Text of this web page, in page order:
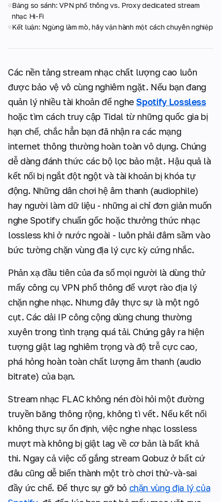
Bảng so sánh: VPN phổ thông vs. Proxy dedicated stream
nhạc Hi-Fi
Kết luận: Ngừng làm mò, hãy vận hành một cách chuyên nghiệp
Các nền tảng stream nhạc chất lượng cao luôn
được bảo vệ vô cùng nghiêm ngặt. Nếu bạn đang
quản lý nhiều tài khoản để ngheSpotify Lossless
hoặc tìm cách truy cập Tidal từ những quốc gia bị
hạn chế, chắc hẳn bạn đã nhận ra các mạng
internet thông thường hoàn toàn vô dụng. Chúng
dễ dàng đánh thức các bộ lọc bảo mật. Hậu quả là
kết nối bị ngắt đột ngột và tài khoản bị khóa tự
động. Những dân chơi hệ âm thanh (audiophile)
hay người làm dữ liệu - những ai chỉ đơn giản muốn
nghe Spotify chuẩn gốc hoặc thưởng thức nhạc
lossless khi ở nước ngoài - luôn phải đâm sầm vào
bức tường chặn vùng địa lý cực kỳ cứng nhắc.
Phản xạ đầu tiên của đa số mọi người là dùng thử
mấy công cụ VPN phổ thông để vượt rào địa lý
chặn nghe nhạc. Nhưng đây thực sự là một ngõ
cụt. Các dải IP công cộng dùng chung thường
xuyên trong tình trạng quá tải. Chúng gây ra hiện
tượng giật lag nghiêm trọng và độ trễ cực cao,
phá hỏng hoàn toàn chất lượng âm thanh (audio
bitrate) của bạn.
Stream nhạc FLAC không nén đòi hỏi một đường
truyền băng thông rộng, không tì vết. Nếu kết nối
không thực sự ổn định, việc nghe nhạc lossless
mượt mà không bị giật lag về cơ bản là bất khả
thi. Ngay cả việc cố gắng stream Qobuz ở bất cứ
đâu cũng dễ biến thành một trò chơi thử-và-sai
đầy ức chế. Để thực sự gỡ bỏ chặn vùng địa lý của